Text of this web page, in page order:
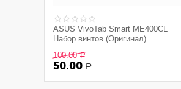
ASUS VivoTab Smart ME400CL
Набор винтов (Оригинал)
100.00 Р
50.00 Р